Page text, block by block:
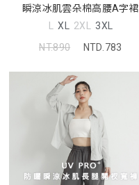
瞬涼冰肌雲朵棉高腰A字裙
L XL 2XL 3XL
NT.890
NTD.783